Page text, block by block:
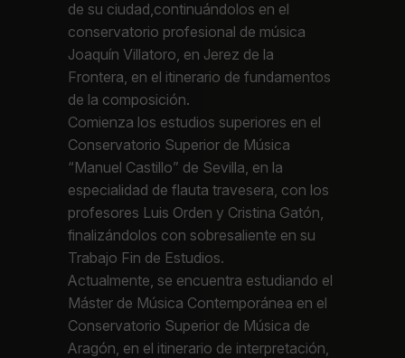
de su ciudad,continuándolos en el
conservatorio profesional de música
Joaquín Villatoro, en Jerez de la
Frontera, en el itinerario de fundamentos
de la composición.
Comienza los estudios superiores en el
Conservatorio Superior de Música
“Manuel Castillo” de Sevilla, en la
especialidad de flauta travesera, con los
profesores Luis Orden y Cristina Gatón,
finalizándolos con sobresaliente en su
Trabajo Fin de Estudios.
Actualmente, se encuentra estudiando el
Máster de Música Contemporánea en el
Conservatorio Superior de Música de
Aragón, en el itinerario de interpretación,